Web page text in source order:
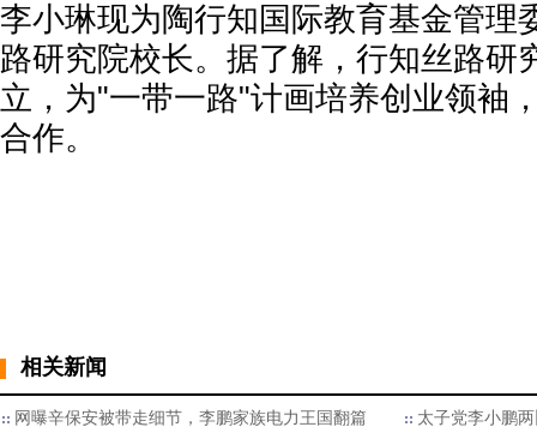
李小琳现为陶行知国际教育基金管理
路研究院校长。据了解，行知丝路研
立，为"一带一路"计画培养创业领袖
合作。
相关新闻
网曝辛保安被带走细节，李鹏家族电力王国翻篇
太子党李小鹏